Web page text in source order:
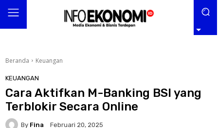
Beranda Keuangan
KEUANGAN
Cara Aktifkan M-Banking BSI yang
Terblokir Secara Online
By Fina Februari 20, 2025